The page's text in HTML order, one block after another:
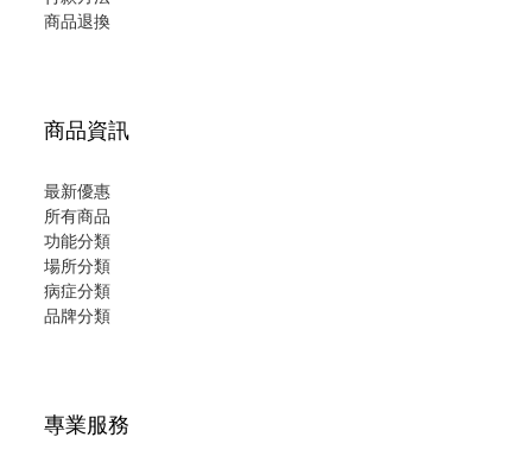
商品退換
商品資訊
最新優惠
所有商品
功能分類
場所分類
病症分類
品牌分類
專業服務